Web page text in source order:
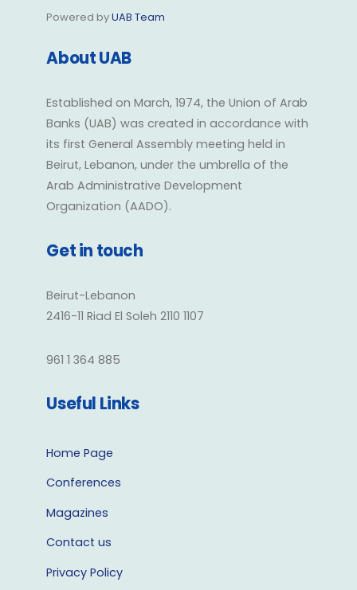
Powered byUAB Team
About UAB
Established on March, 1974, the Union of Arab
Banks (UAB) was created in accordance with
its first General Assembly meeting held in
Beirut, Lebanon, under the umbrella of the
Arab Administrative Development
Organization (AADO).
Get in touch
Beirut-Lebanon
2416-11 Riad El Soleh 2110 1107
961 1 364 885
Useful Links
Home Page
Conferences
Magazines
Contact us
Privacy Policy